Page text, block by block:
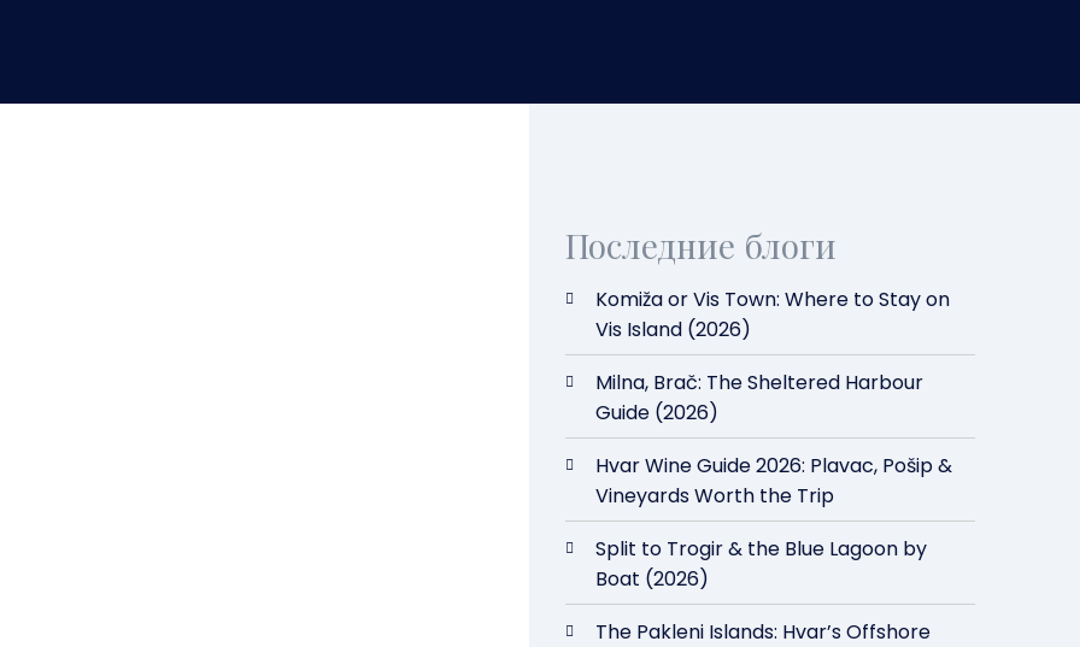
Последние блоги
Komiža or Vis Town: Where to Stay on
Vis Island (2026)
Milna, Brač: The Sheltered Harbour
Guide (2026)
Hvar Wine Guide 2026: Plavac, Pošip &
Vineyards Worth the Trip
Split to Trogir & the Blue Lagoon by
Boat (2026)
The Pakleni Islands: Hvar’s Offshore